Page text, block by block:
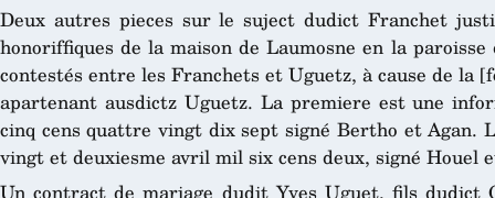
Deux autres pieces sur le suject dudict Franchet
honoriffiques de la maison de Laumosne en la
contestés entre les Franchets et Uguetz, à cause de la
apartenant ausdictz Uguetz. La premiere est une
cinq cens quattre vingt dix sept signé Bertho et Agan.
vingt et deuxiesme avril mil six cens deux, signé Houel
Un contract de mariage dudit Yves Uguet, fils dudict